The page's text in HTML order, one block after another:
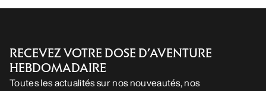
RECEVEZ VOTRE DOSE D’AVENTURE
HEBDOMADAIRE
Toutes les actualités sur nos nouveautés, nos